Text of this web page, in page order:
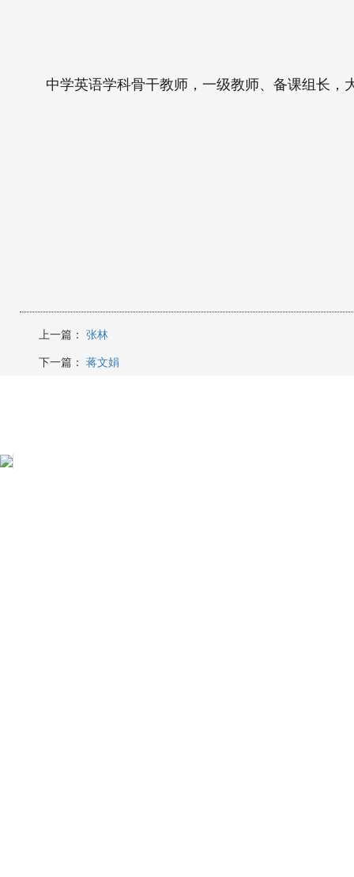
中学英语学科骨干教师， 一级教师、备课组长，
上一篇： 张林
下一篇： 蒋文娟